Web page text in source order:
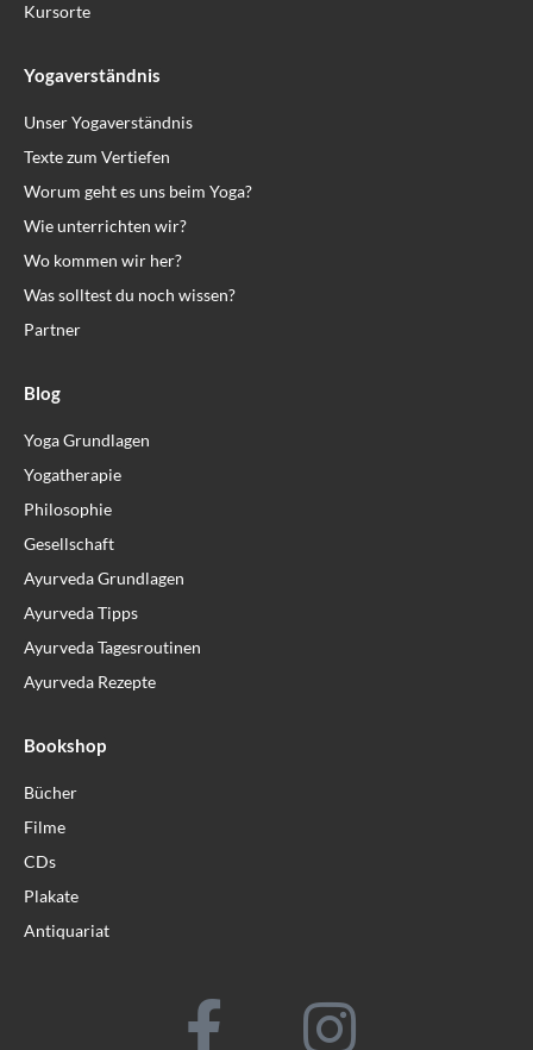
Kursorte
Yogaverständnis
Unser Yogaverständnis
Texte zum Vertiefen
Worum geht es uns beim Yoga?
Wie unterrichten wir?
Wo kommen wir her?
Was solltest du noch wissen?
Partner
Blog
Yoga Grundlagen
Yogatherapie
Philosophie
Gesellschaft
Ayurveda Grundlagen
Ayurveda Tipps
Ayurveda Tagesroutinen
Ayurveda Rezepte
Bookshop
Bücher
Filme
CDs
Plakate
Antiquariat